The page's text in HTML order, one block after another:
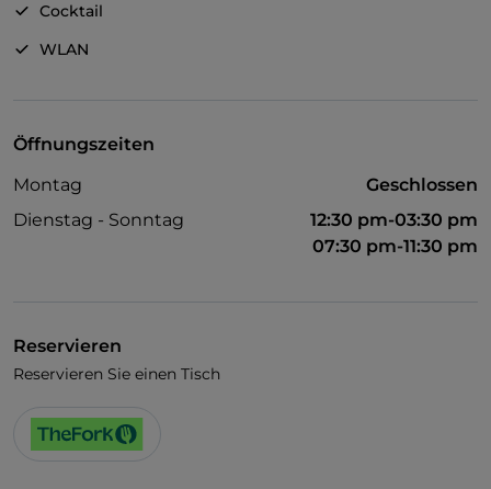
Cocktail
WLAN
Öffnungszeiten
Montag
Geschlossen
Dienstag - Sonntag
12:30 pm-03:30 pm
07:30 pm-11:30 pm
Reservieren
Reservieren Sie einen Tisch